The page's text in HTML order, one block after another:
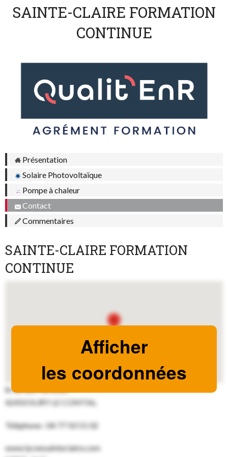
SAINTE-CLAIRE FORMATION
CONTINUE
Présentation
Solaire Photovoltaïque
Pompe à chaleur
Contact
Commentaires
SAINTE-CLAIRE FORMATION
CONTINUE
Afficher
les coordonnées
8 rue des Parottes
42450 SURY LE COMTAL
Téléphone : 04 77 50 51 02
www.lyceesainteclaire.com